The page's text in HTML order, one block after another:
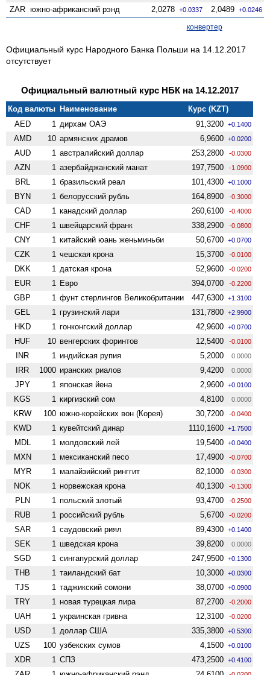
ZAR южно-африканский рэнд 2,0278 +0.0337 2,0489 +0.0246
конвертер
Официальный курс Народного Банка Польши на 14.12.2017
отсутствует
Официальный валютный курс НБК на 14.12.2017
Код валюты Наименование
Курс (KZT)
AED
1 дирхам ОАЭ 91,3200 +0.1400
AMD 10 армянских драмов 6,9600 +0.0200
AUD 1 австралийский доллар 253,2800 -0.0300
AZN 1 азербайджанский манат 197,7500 -1.0900
BRL 1 бразильский реал 101,4300 +0.1000
BYN 1 белорусский рубль 164,8900 -0.3000
CAD 1 канадский доллар 260,6100 -0.4000
CHF 1 швейцарский франк 338,2900 -0.0800
CNY 1 китайский юань женьминьби 50,6700 +0.0700
CZK 1 чешская крона 15,3700 -0.0100
DKK 1 датская крона 52,9600 -0.0200
EUR 1 Евро 394,0700 -0.2200
GBP 1 фунт стерлингов Велико­британии 447,6300 +1.3100
GEL 1 грузинский лари 131,7800 +2.9900
HKD 1 гонконгский доллар 42,9600 +0.0700
HUF 10 венгерских форинтов 12,5400 -0.0100
INR 1 индийская рупия 5,2000 0.0000
IRR 1000 иранских риалов 9,4200 0.0000
JPY 1 японская йена 2,9600 +0.0100
KGS 1 киргизский сом 4,8100 0.0000
KRW 100 южно-корейских вон (Корея) 30,7200 -0.0400
KWD 1 кувейтский динар 1110,1600 +1.7500
MDL 1 молдовский лей 19,5400 +0.0400
MXN 1 мексиканский песо 17,4900 -0.0700
MYR 1 малайзийский ринггит 82,1000 -0.0300
NOK 1 норвежская крона 40,1300 -0.1300
PLN 1 польский злотый 93,4700 -0.2500
RUB 1 российский рубль 5,6700 -0.0200
SAR 1 саудовский риял 89,4300 +0.1400
SEK 1 шведская крона 39,8200 0.0000
SGD 1 сингапурский доллар 247,9500 +0.1300
THB 1 таиландский бат 10,3000 +0.0300
TJS 1 таджикский сомони 38,0700 +0.0900
TRY 1 новая турецкая лира 87,2700 -0.2000
UAH 1 украинская гривна 12,3100 -0.0200
USD 1 доллар США 335,3800 +0.5300
UZS 100 узбекских сумов 4,1500 +0.0100
XDR 1 СПЗ 473,2500 +0.4100